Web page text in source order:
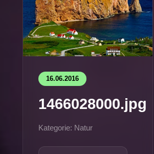
16.06.2016
1466028000.jpg
Kategorie: Natur